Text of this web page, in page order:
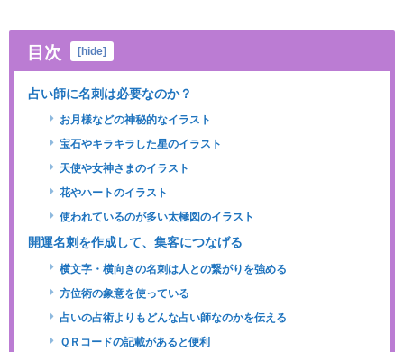
目次 hide
占い師に名刺は必要なのか？
お月様などの神秘的なイラスト
宝石やキラキラした星のイラスト
天使や女神さまのイラスト
花やハートのイラスト
使われているのが多い太極図のイラスト
開運名刺を作成して、集客につなげる
横文字・横向きの名刺は人との繋がりを強める
方位術の象意を使っている
占いの占術よりもどんな占い師なのかを伝える
ＱＲコードの記載があると便利